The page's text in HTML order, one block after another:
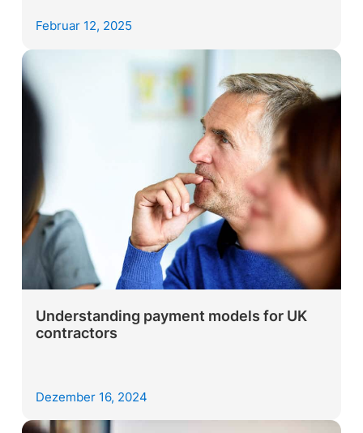
Februar 12, 2025
Understanding payment models for UK
contractors
Dezember 16, 2024